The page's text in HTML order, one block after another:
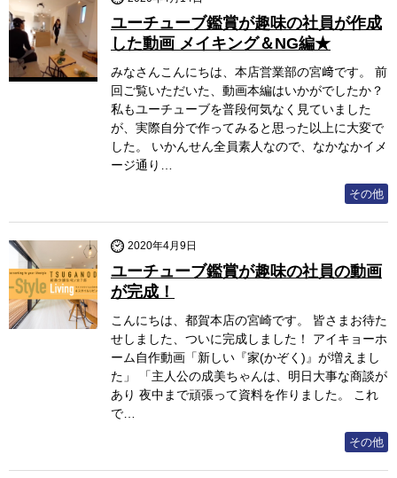
ユーチューブ鑑賞が趣味の社員が作成
した動画 メイキング＆NG編★
みなさんこんにちは、本店営業部の宮﨑です。 前
回ご覧いただいた、動画本編はいかがでしたか？
私もユーチューブを普段何気なく見ていました
が、実際自分で作ってみると思った以上に大変で
した。 いかんせん全員素人なので、なかなかイメ
ージ通り…
その他
2020年4月9日
ユーチューブ鑑賞が趣味の社員の動画
が完成！
こんにちは、都賀本店の宮崎です。 皆さまお待た
せしました、ついに完成しました！ アイキョーホ
ーム自作動画「新しい『家(かぞく)』が増えまし
た」 「主人公の成美ちゃんは、明日大事な商談が
あり 夜中まで頑張って資料を作りました。 これ
で…
その他